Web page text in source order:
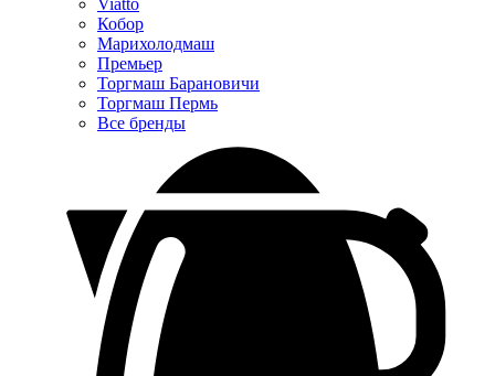
Viatto
Кобор
Марихолодмаш
Премьер
Торгмаш Барановичи
Торгмаш Пермь
Все бренды